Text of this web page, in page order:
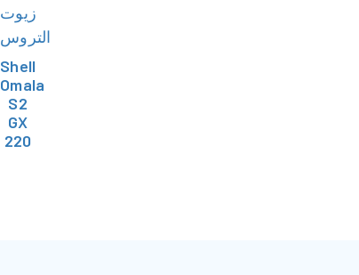
زيوت
التروس
Shell
Omala
S2
GX
220